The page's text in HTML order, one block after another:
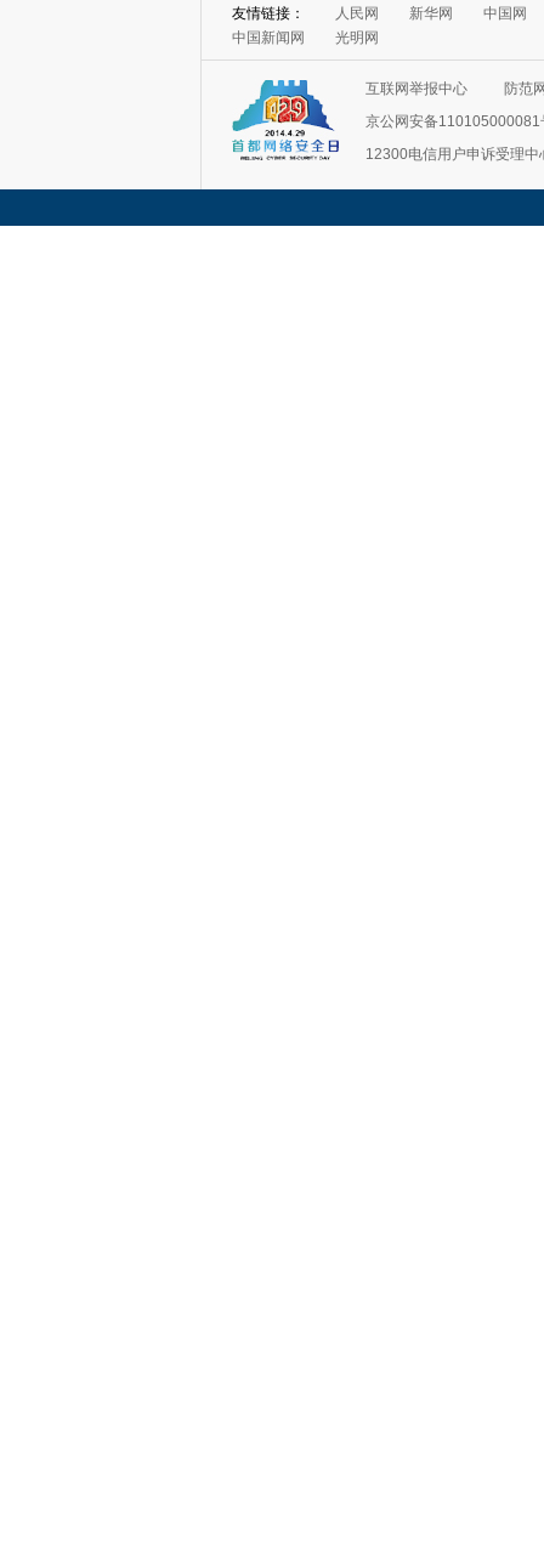
友情链接： 人民网 新华网
中国网
中国新闻网
光明网
互联网举报中心
防范
京公网安备110105000081
12300电信用户申诉受理中